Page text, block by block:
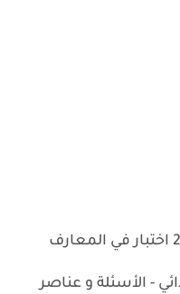
مباراة التفتيش ابتدائي 2020 اختبار في المعارف
- الأسئلة و عناصر